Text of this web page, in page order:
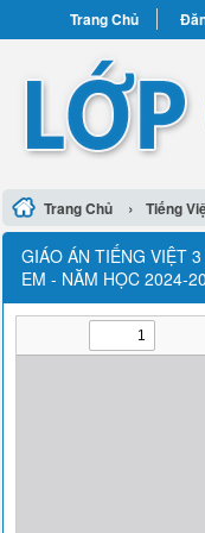
Trang Chủ
Trang Chủ › Tiếng
GIÁO ÁN TIẾNG VIỆT
EM - NĂM HỌC 2024-